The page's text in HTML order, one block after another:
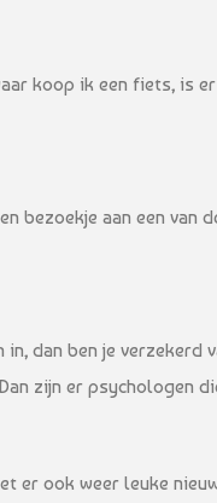
koop ik een fiets, is
bezoekje aan een van
dan ben je verzekerd
zijn er psychologen
er ook weer leuke